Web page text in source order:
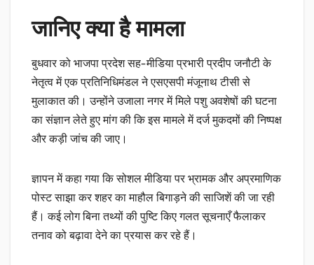
जानिए क्या है मामला
बुधवार को भाजपा प्रदेश सह-मीडिया प्रभारी प्रदीप जनौटी के
नेतृत्व में एक प्रतिनिधिमंडल ने एसएसपी मंजूनाथ टीसी से
मुलाकात की। उन्होंने उजाला नगर में मिले पशु अवशेषों की घटना
का संज्ञान लेते हुए मांग की कि इस मामले में दर्ज मुकदमों की निष्पक्ष
और कड़ी जांच की जाए।
ज्ञापन में कहा गया कि सोशल मीडिया पर भ्रामक और अप्रमाणिक
पोस्ट साझा कर शहर का माहौल बिगाड़ने की साजिशें की जा रही
हैं। कई लोग बिना तथ्यों की पुष्टि किए गलत सूचनाएँ फैलाकर
तनाव को बढ़ावा देने का प्रयास कर रहे हैं।